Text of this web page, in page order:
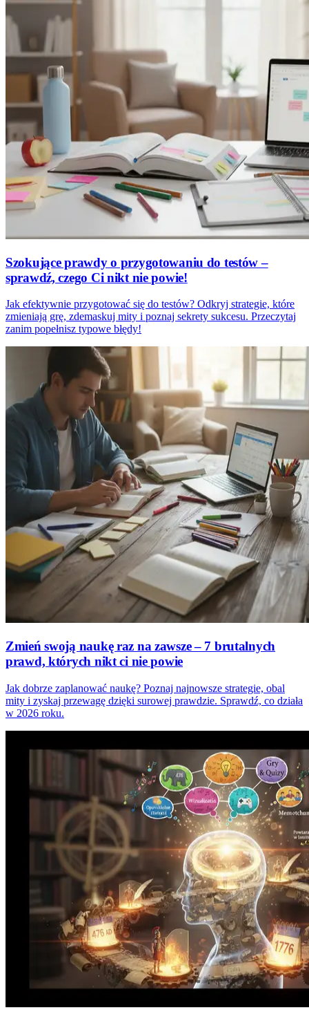
Szokujące prawdy o przygotowaniu do testów –
sprawdź, czego Ci nikt nie powie!
Jak efektywnie przygotować się do testów? Odkryj strategie, które
zmieniają grę, zdemaskuj mity i poznaj sekrety sukcesu. Przeczytaj
zanim popełnisz typowe błędy!
Zmień swoją naukę raz na zawsze – 7 brutalnych
prawd, których nikt ci nie powie
Jak dobrze zaplanować naukę? Poznaj najnowsze strategie, obal
mity i zyskaj przewagę dzięki surowej prawdzie. Sprawdź, co działa
w 2026 roku.